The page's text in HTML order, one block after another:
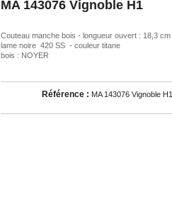
MA 143076 Vignoble H1
Couteau manche bois - longueur ouvert : 18,3 cm
lame noire 420 SS - couleur titane
bois : NOYER
Référence : MA 143076 Vignoble H1